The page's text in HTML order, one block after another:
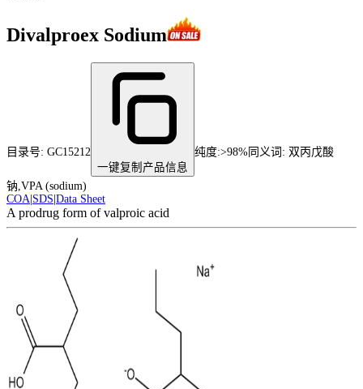
Divalproex Sodium
目录号: GC15212
一键复制产品信息
纯度:>98% 同义词: 双丙戊酸
钠,VPA (sodium)
COA SDS Data Sheet
A prodrug form of valproic acid